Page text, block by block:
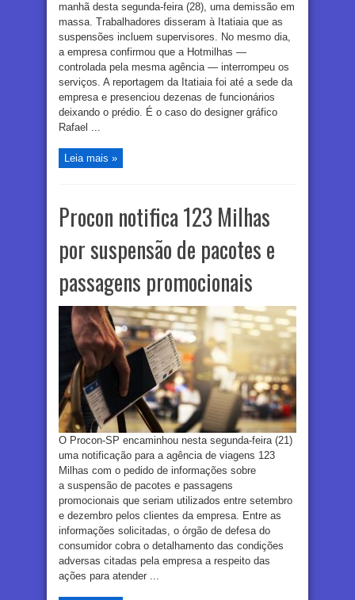
manhã desta segunda-feira (28), uma demissão em
massa. Trabalhadores disseram à Itatiaia que as
suspensões incluem supervisores. No mesmo dia,
a empresa confirmou que a Hotmilhas —
controlada pela mesma agência — interrompeu os
serviços. A reportagem da Itatiaia foi até a sede da
empresa e presenciou dezenas de funcionários
deixando o prédio. É o caso do designer gráfico
Rafael ...
Leia mais »
Procon notifica 123 Milhas
por suspensão de pacotes e
passagens promocionais
O Procon-SP encaminhou nesta segunda-feira (21)
uma notificação para a agência de viagens 123
Milhas com o pedido de informações sobre
a suspensão de pacotes e passagens
promocionais que seriam utilizados entre setembro
e dezembro pelos clientes da empresa. Entre as
informações solicitadas, o órgão de defesa do
consumidor cobra o detalhamento das condições
adversas citadas pela empresa a respeito das
ações para atender ...